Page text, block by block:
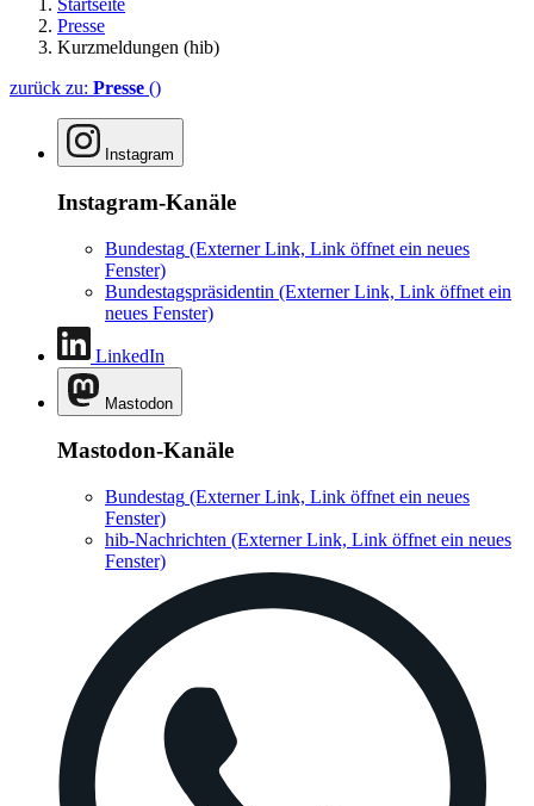
Startseite
Presse
Kurzmeldungen (hib)
zurück zu: Presse ()
Instagram
Instagram-Kanäle
Bundestag (Externer Link, Link öffnet ein neues
Fenster)
Bundestagspräsidentin (Externer Link, Link öffnet ein
neues Fenster)
LinkedIn
Mastodon
Mastodon-Kanäle
Bundestag (Externer Link, Link öffnet ein neues
Fenster)
hib-Nachrichten (Externer Link, Link öffnet ein neues
Fenster)